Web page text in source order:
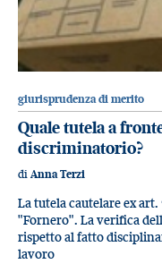
giurisprudenza di merito
Quale tutela a
discriminatorio?
di Anna Terzi
La tutela cautelare ex
"Fornero". La verifica
rispetto al fatto
lavoro